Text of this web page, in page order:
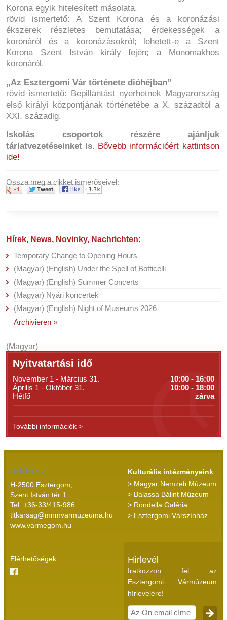
Korona egyik hitelesített másolata.
rövid ismertető: A Szent Korona és a koronázási
ékszerek részletes bemutatása; érdekességek a
koronáról és a koronázásokról; lehetett-e a Szent
Korona Szent István király fején; a Monomakhos
koronáról.
„Az Esztergomi Vár története dióhéjban”
rövid ismertető: Bepillantást nyerhetnek Magyarország
első királyi központjának történetébe a X. századtól a
XXI. századig.
Iskolás csoportok részére ajánljuk
tárlatvezetéseinket is. Bővebb információért kattintson
ide!
Ossza meg a cikket ismerőseivel:
Hírek, News, Novinky, Nachrichten:
Temporary Change to Opening Hours
(Magyar) (English) Under the Spell of Botticelli
(Magyar) (English) Summer Concerts
(Magyar) Nyári koncertek
(Magyar) (English) Night of Museums 2026
Archivieren »
(Magyar)
Nyitvatartási idő
November 1 - Március 31.
10:00 - 16:00
Április 1 - Október 31.
10:00 - 18:00
Hétfő
zárva
További információk >
address
H-2500 Esztergom,
Szent István tér 1.
Tel: +36-33/415-986
titkarsag@mnmvarmuzeuma.hu
www.varmegom.hu
Kulturális intézményeink
> Magyar Nemzeti Múzeum
> Balassa Bálint Múzeum
> Rondella Galéria
> Esztergomi Várszínház
Elérhetőségek Hírlevél
Iratkozzon fel az
Esztergomi Vármúzeum
hírlevelére!